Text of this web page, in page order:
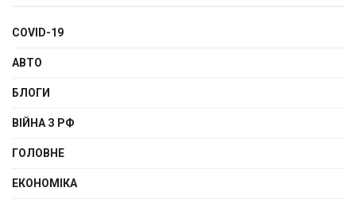
COVID-19
АВТО
БЛОГИ
ВІЙНА З РФ
ГОЛОВНЕ
ЕКОНОМІКА